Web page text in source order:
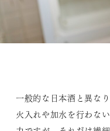
一般的な日本酒と異な
火入れや加水を行わな